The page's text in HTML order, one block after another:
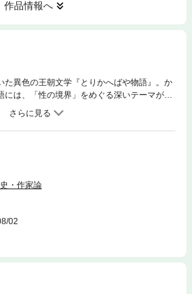
作品情報へ
た異色の王朝文学『とりかへばや物語』。か
には、「性の境界」をめぐる深いテーマが隠
しさ、自我とエロス、性変換と両性具有——
ダーと性愛の謎を解き明かすスリリングな評
選書版で登場。
・作家論
02